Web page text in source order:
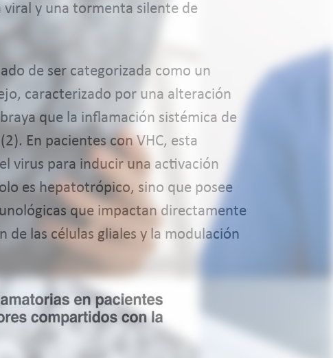
y una tormenta silente de
de ser categorizada como un
caracterizado por una alteración
que la inflamación sistémica de
En pacientes con VHC, esta
virus para inducir una activación
es hepatotrópico, sino que posee
que impactan directamente
de las células gliales y la modulación